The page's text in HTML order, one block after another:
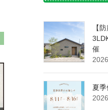
【
催
夏